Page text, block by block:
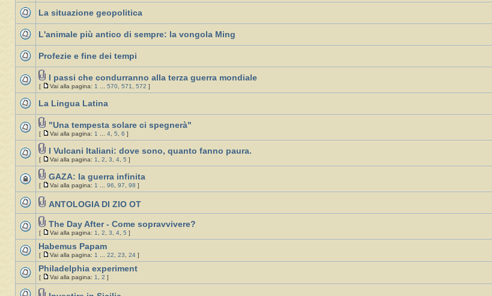
La situazione geopolitica
L'animale più antico di sempre: la vongola Ming
Profezie e fine dei tempi
I passi che condurranno alla terza guerra mondiale
[ Vai alla pagina: 1 ... 570, 571, 572 ]
La Lingua Latina
"Una tempesta solare ci spegnerà"
[ Vai alla pagina: 1 ... 4, 5, 6 ]
I Vulcani Italiani: dove sono, quanto fanno paura.
[ Vai alla pagina: 1, 2, 3, 4, 5 ]
GAZA: la guerra infinita
[ Vai alla pagina: 1 ... 96, 97, 98 ]
ANTOLOGIA DI ZIO OT
The Day After - Come sopravvivere?
[ Vai alla pagina: 1, 2, 3, 4, 5 ]
Habemus Papam
[ Vai alla pagina: 1 ... 22, 23, 24 ]
Philadelphia experiment
[ Vai alla pagina: 1, 2 ]